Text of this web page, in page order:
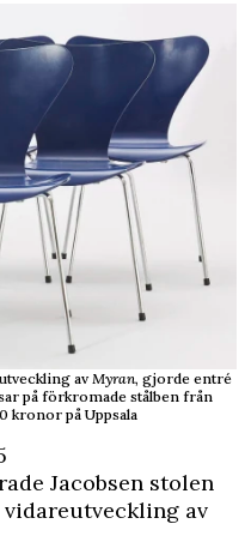
av Myran, gjorde entré
på förkromade stålben från
kronor på Uppsala
Jacobsen stolen
av